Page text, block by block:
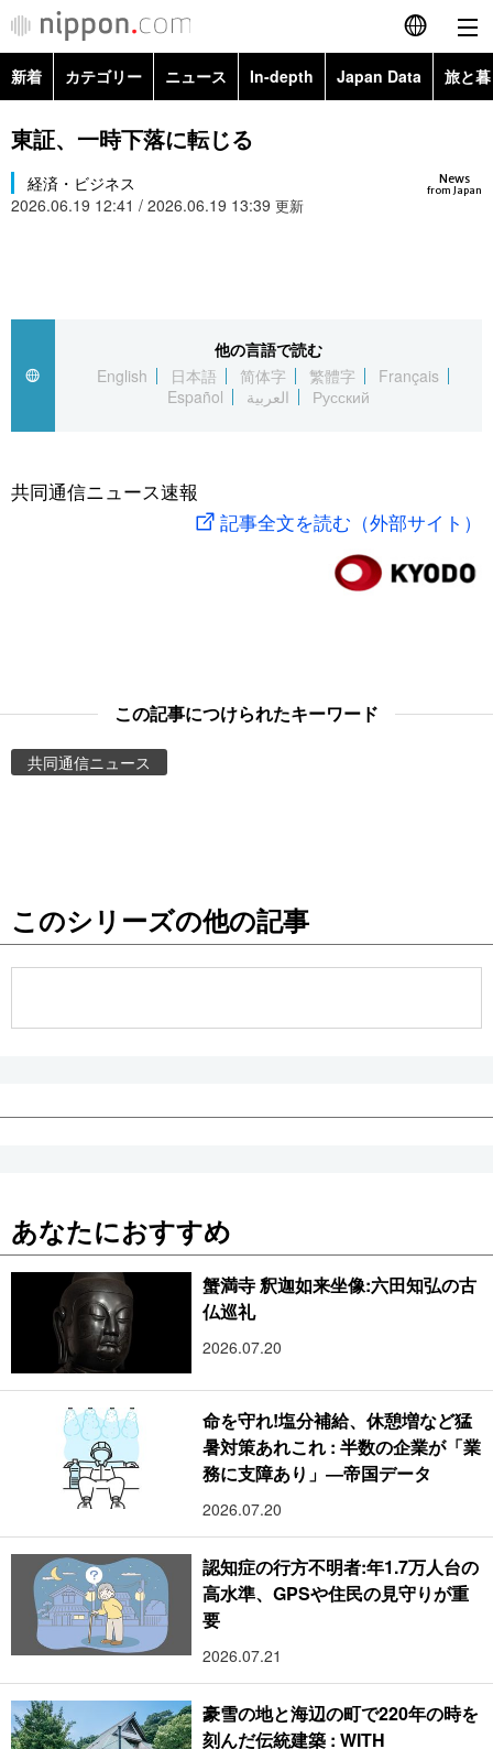
English
カテゴリー
スポーツ・東京2020
Topics
Images
お知らせ
公式SNS
新着 カテゴリー ニュース In-depth Japan Data 旅と
政治・外交
経済・ビジネス Images
東証、一時下落に転じる
News
from Japan
経済・ビジネス
2026.06.19 12:41 / 2026.06.19 13:39 更新
他の言語で読む
English
日本語 简体字 繁體字
Français
Español
العربية Русский
共同通信ニュース速報
記事全文を読む（外部サイト）
この記事につけられたキーワード
共同通信ニュース
このシリーズの他の記事
あなたにおすすめ
蟹満寺 釈迦如来坐像:六田知弘の古
仏巡礼
2026.07.20
命を守れ!塩分補給、休憩増など猛
暑対策あれこれ : 半数の企業が「業
務に支障あり」―帝国データ
2026.07.20
認知症の行方不明者:年1.7万人台の
高水準、GPSや住民の見守りが重
要
2026.07.21
豪雪の地と海辺の町で220年の時を
刻んだ伝統建築 : WITH